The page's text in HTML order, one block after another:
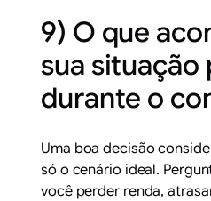
9) O que
sua situação
durante o
Uma boa decisão
só o cenário ideal.
você perder renda,